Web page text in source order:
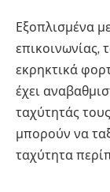
Εξοπλισμένα
επικοινωνίας,
εκρηκτικά
έχει
ταχύτητάς
μπορούν να
ταχύτητα